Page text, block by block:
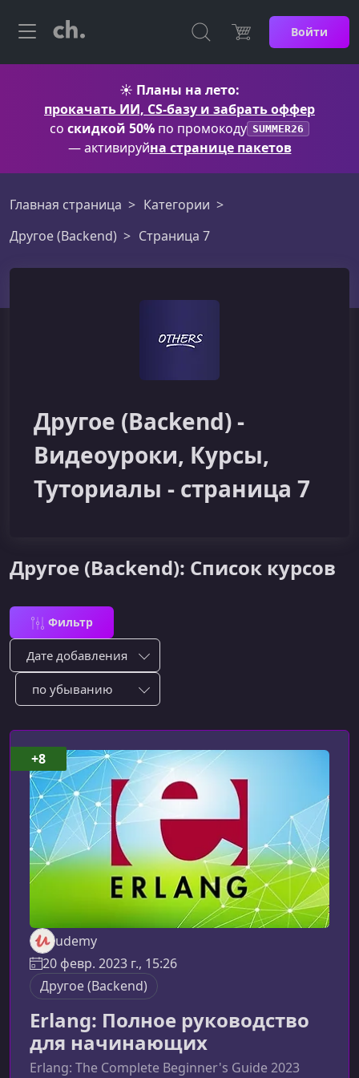
Войти
☀️ Планы на лето:
прокачать ИИ, CS-базу и забрать оффер
со скидкой 50% по промокоду SUMMER26
— активируйна странице пакетов
Главная страница
Категории
Другое (Backend)
Страница 7
Другое (Backend) -
Видеоуроки, Курсы,
Туториалы - страница 7
Другое (Backend): Список курсов
Фильтр
Сортировка по:
Сотировать по:
udemy
20 февр. 2023 г., 15:26
Другое (Backend)
Erlang: Полное руководство
для начинающих
Erlang: The Complete Beginner's Guide 2023
+8